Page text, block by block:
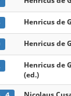
Henricus de
Henricus de
Henricus de
(ed.)